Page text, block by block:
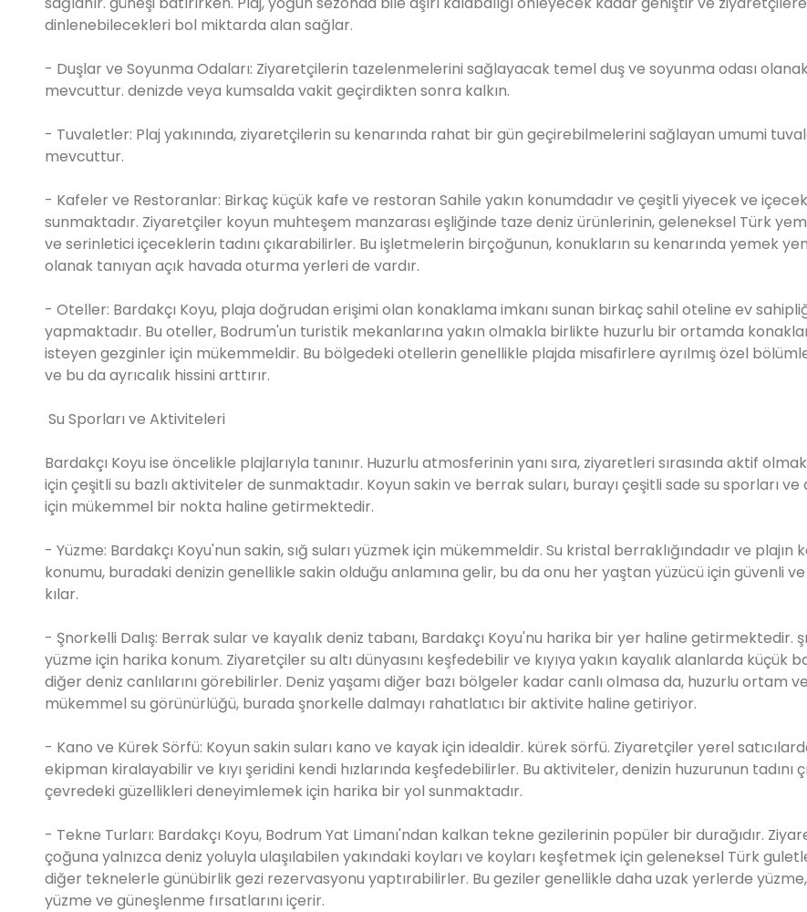
dinlenebilecekleri bol miktarda alan sağlar.
- Duşlar ve Soyunma Odaları: Ziyaretçilerin tazelenmelerini sağlayacak temel duş ve soyunma odası
mevcuttur. denizde veya kumsalda vakit geçirdikten sonra kalkın.
- Tuvaletler: Plaj yakınında, ziyaretçilerin su kenarında rahat bir gün geçirebilmelerini sağlayan umumi
mevcuttur.
- Kafeler ve Restoranlar: Birkaç küçük kafe ve restoran Sahile yakın konumdadır ve çeşitli yiyecek ve
sunmaktadır. Ziyaretçiler koyun muhteşem manzarası eşliğinde taze deniz ürünlerinin, geleneksel Türk
ve serinletici içeceklerin tadını çıkarabilirler. Bu işletmelerin birçoğunun, konukların su kenarında yemek
olanak tanıyan açık havada oturma yerleri de vardır.
- Oteller: Bardakçı Koyu, plaja doğrudan erişimi olan konaklama imkanı sunan birkaç sahil oteline ev
yapmaktadır. Bu oteller, Bodrum'un turistik mekanlarına yakın olmakla birlikte huzurlu bir ortamda
isteyen gezginler için mükemmeldir. Bu bölgedeki otellerin genellikle plajda misafirlere ayrılmış özel
ve bu da ayrıcalık hissini arttırır.
Su Sporları ve Aktiviteleri
Bardakçı Koyu ise öncelikle plajlarıyla tanınır. Huzurlu atmosferinin yanı sıra, ziyaretleri sırasında aktif
için çeşitli su bazlı aktiviteler de sunmaktadır. Koyun sakin ve berrak suları, burayı çeşitli sade su sporları
için mükemmel bir nokta haline getirmektedir.
- Yüzme: Bardakçı Koyu'nun sakin, sığ suları yüzmek için mükemmeldir. Su kristal berraklığındadır ve plajın
konumu, buradaki denizin genellikle sakin olduğu anlamına gelir, bu da onu her yaştan yüzücü için güvenli
kılar.
- Şnorkelli Dalış: Berrak sular ve kayalık deniz tabanı, Bardakçı Koyu'nu harika bir yer haline getirmektedir.
yüzme için harika konum. Ziyaretçiler su altı dünyasını keşfedebilir ve kıyıya yakın kayalık alanlarda küçük
diğer deniz canlılarını görebilirler. Deniz yaşamı diğer bazı bölgeler kadar canlı olmasa da, huzurlu ortam ve
mükemmel su görünürlüğü, burada şnorkelle dalmayı rahatlatıcı bir aktivite haline getiriyor.
- Kano ve Kürek Sörfü: Koyun sakin suları kano ve kayak için idealdir. kürek sörfü. Ziyaretçiler yerel
ekipman kiralayabilir ve kıyı şeridini kendi hızlarında keşfedebilirler. Bu aktiviteler, denizin huzurunun tadını
çevredeki güzellikleri deneyimlemek için harika bir yol sunmaktadır.
- Tekne Turları: Bardakçı Koyu, Bodrum Yat Limanı'ndan kalkan tekne gezilerinin popüler bir durağıdır.
çoğuna yalnızca deniz yoluyla ulaşılabilen yakındaki koyları ve koyları keşfetmek için geleneksel Türk
diğer teknelerle günübirlik gezi rezervasyonu yaptırabilirler. Bu geziler genellikle daha uzak yerlerde
yüzme ve güneşlenme fırsatlarını içerir.